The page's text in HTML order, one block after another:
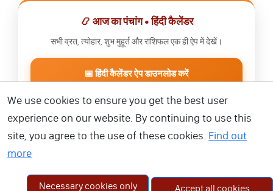
📿 आज का पंचांग • हिंदी कैलेंडर
सभी व्रत, त्योहार, शुभ मुहूर्त और राशिफल एक ही ऐप में देखें।
📅 हिंदी कैलेंडर ऐप डाउनलोड करें
We use cookies to ensure you get the best user
experience on our website. By continuing to use this
site, you agree to the use of these cookies. Find out
more
Necessary cookies only Accept all cookies